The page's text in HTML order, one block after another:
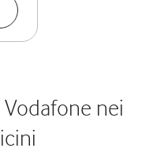
nei